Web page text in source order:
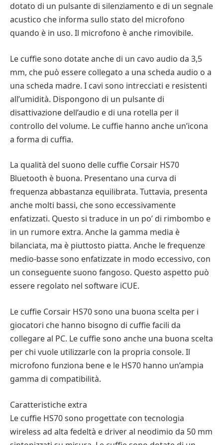
dotato di un pulsante di silenziamento e di un segnale
acustico che informa sullo stato del microfono
quando è in uso. Il microfono è anche rimovibile.
Le cuffie sono dotate anche di un cavo audio da 3,5
mm, che può essere collegato a una scheda audio o a
una scheda madre. I cavi sono intrecciati e resistenti
all’umidità. Dispongono di un pulsante di
disattivazione dell’audio e di una rotella per il
controllo del volume. Le cuffie hanno anche un’icona
a forma di cuffia.
La qualità del suono delle cuffie Corsair HS70
Bluetooth è buona. Presentano una curva di
frequenza abbastanza equilibrata. Tuttavia, presenta
anche molti bassi, che sono eccessivamente
enfatizzati. Questo si traduce in un po’ di rimbombo e
in un rumore extra. Anche la gamma media è
bilanciata, ma è piuttosto piatta. Anche le frequenze
medio-basse sono enfatizzate in modo eccessivo, con
un conseguente suono fangoso. Questo aspetto può
essere regolato nel software iCUE.
Le cuffie Corsair HS70 sono una buona scelta per i
giocatori che hanno bisogno di cuffie facili da
collegare al PC. Le cuffie sono anche una buona scelta
per chi vuole utilizzarle con la propria console. Il
microfono funziona bene e le HS70 hanno un’ampia
gamma di compatibilità.
Caratteristiche extra
Le cuffie HS70 sono progettate con tecnologia
wireless ad alta fedeltà e driver al neodimio da 50 mm